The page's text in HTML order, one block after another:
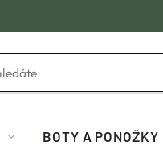
BOTY A PONOŽKY